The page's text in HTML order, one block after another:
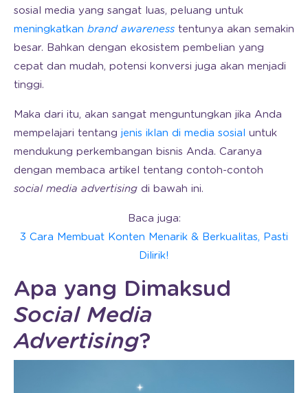
sosial media yang sangat luas, peluang untuk
meningkatkan brand awareness tentunya akan semakin
besar. Bahkan dengan ekosistem pembelian yang
cepat dan mudah, potensi konversi juga akan menjadi
tinggi.
Maka dari itu, akan sangat menguntungkan jika Anda
mempelajari tentang jenis iklan di media sosial untuk
mendukung perkembangan bisnis Anda. Caranya
dengan membaca artikel tentang contoh-contoh
social media advertising di bawah ini.
Baca juga:
3 Cara Membuat Konten Menarik & Berkualitas, Pasti
Dilirik!
Apa yang Dimaksud
Social Media
Advertising?